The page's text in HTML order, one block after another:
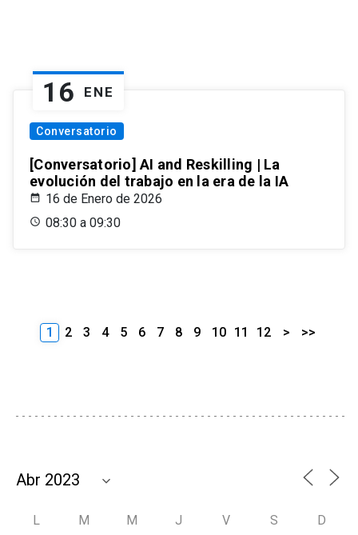
16 ENE
Conversatorio
[Conversatorio] AI and Reskilling | La
evolución del trabajo en la era de la IA
16 de Enero de 2026
08:30 a 09:30
1 2 3 4 5 6 7 8 9 10 11 12 > >>
L M M J V S D